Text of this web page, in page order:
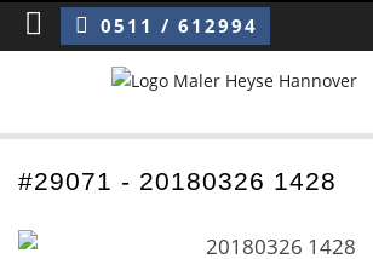
Sie sind hier:20180326 1428
0511 / 612994
Home
#29071 - 20180326 1428